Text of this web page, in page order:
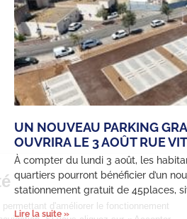
Confidentialité
Ce site utilise des cookies permettant
UN NOUVEAU PARKING
OUVRIRA LE 3 AOÛT RUE
À compter du lundi 3 août, les
quartiers pourront bénéficier d’un
stationnement gratuit de 45places,
Lire la suite »